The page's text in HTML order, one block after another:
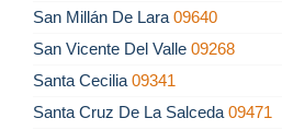
San Millán De Lara 09640
San Vicente Del Valle 09268
Santa Cecilia 09341
Santa Cruz De La Salceda 09471